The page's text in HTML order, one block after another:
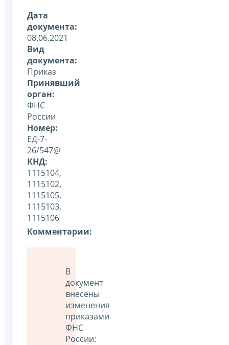
Дата
документа:
08.06.2021
Вид
документа:
Приказ
Принявший
орган:
ФНС
России
Номер:
ЕД-7-
26/547@
КНД:
1115104,
1115102,
1115105,
1115103,
1115106
Комментарии:
В
документ
внесены
изменения
приказами
ФНС
России: